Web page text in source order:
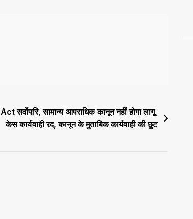
सर्वोपरि, सामान्य आपराधिक कानून नहीं होगा लागू,
केस कार्यवाही रद, कानून के मुताबिक कार्यवाही की छूट